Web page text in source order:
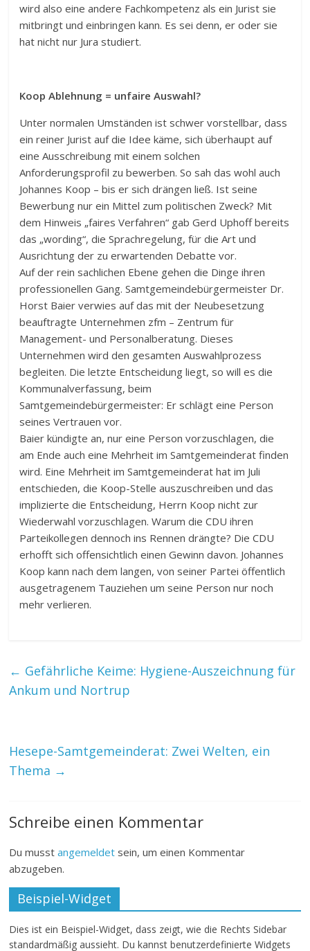
wird also eine andere Fachkompetenz als ein Jurist sie
mitbringt und einbringen kann. Es sei denn, er oder sie
hat nicht nur Jura studiert.
Koop Ablehnung = unfaire Auswahl?
Unter normalen Umständen ist schwer vorstellbar, dass
ein reiner Jurist auf die Idee käme, sich überhaupt auf
eine Ausschreibung mit einem solchen
Anforderungsprofil zu bewerben. So sah das wohl auch
Johannes Koop – bis er sich drängen ließ. Ist seine
Bewerbung nur ein Mittel zum politischen Zweck? Mit
dem Hinweis „faires Verfahren“ gab Gerd Uphoff bereits
das „wording“, die Sprachregelung, für die Art und
Ausrichtung der zu erwartenden Debatte vor.
Auf der rein sachlichen Ebene gehen die Dinge ihren
professionellen Gang. Samtgemeindebürgermeister Dr.
Horst Baier verwies auf das mit der Neubesetzung
beauftragte Unternehmen zfm – Zentrum für
Management- und Personalberatung. Dieses
Unternehmen wird den gesamten Auswahlprozess
begleiten. Die letzte Entscheidung liegt, so will es die
Kommunalverfassung, beim
Samtgemeindebürgermeister: Er schlägt eine Person
seines Vertrauen vor.
Baier kündigte an, nur eine Person vorzuschlagen, die
am Ende auch eine Mehrheit im Samtgemeinderat finden
wird. Eine Mehrheit im Samtgemeinderat hat im Juli
entschieden, die Koop-Stelle auszuschreiben und das
implizierte die Entscheidung, Herrn Koop nicht zur
Wiederwahl vorzuschlagen. Warum die CDU ihren
Parteikollegen dennoch ins Rennen drängte? Die CDU
erhofft sich offensichtlich einen Gewinn davon. Johannes
Koop kann nach dem langen, von seiner Partei öffentlich
ausgetragenem Tauziehen um seine Person nur noch
mehr verlieren.
← Gefährliche Keime: Hygiene-Auszeichnung für
Ankum und Nortrup
Hesepe-Samtgemeinderat: Zwei Welten, ein
Thema →
Schreibe einen Kommentar
Du musstangemeldet sein, um einen Kommentar
abzugeben.
Beispiel-Widget
Dies ist ein Beispiel-Widget, dass zeigt, wie die Rechts Sidebar
standardmäßig aussieht. Du kannst benutzerdefinierte Widgets